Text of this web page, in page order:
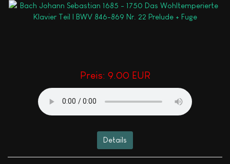
Preis: 9.00 EUR
Details